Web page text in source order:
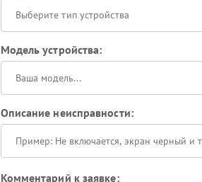
Выберите тип устройства
Модель устройства:
Описание неисправности:
Комментарий к заявке: